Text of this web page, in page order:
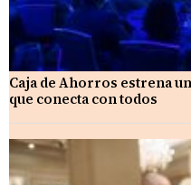
Caja de Ahorros estrena
que conecta con todos